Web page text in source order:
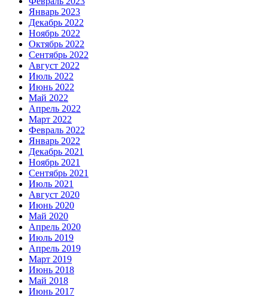
Январь 2023
Декабрь 2022
Ноябрь 2022
Октябрь 2022
Сентябрь 2022
Август 2022
Июль 2022
Июнь 2022
Май 2022
Апрель 2022
Март 2022
Февраль 2022
Январь 2022
Декабрь 2021
Ноябрь 2021
Сентябрь 2021
Июль 2021
Август 2020
Июнь 2020
Май 2020
Апрель 2020
Июль 2019
Апрель 2019
Март 2019
Июнь 2018
Май 2018
Июнь 2017